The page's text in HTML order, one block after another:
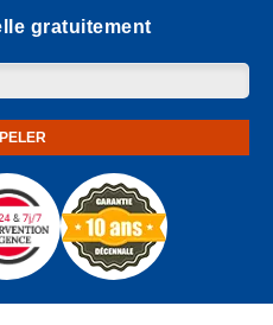
gratuitement